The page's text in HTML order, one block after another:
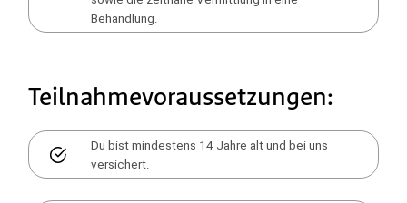
Behandlung.
Teilnahmevoraussetzungen:
Du bist mindestens 14 Jahre alt und bei uns
versichert.